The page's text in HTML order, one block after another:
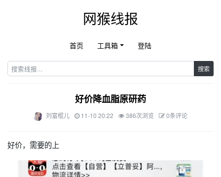
网猴线报
首页 工具箱 登陆
搜索
好价降血脂原研药
刘富棍儿 11-10 20:22 386次浏览 0条评论
好价，需要的上